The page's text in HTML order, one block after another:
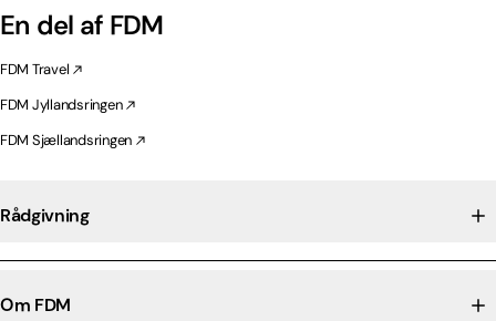
En del af FDM
FDM Travel
FDM Jyllandsringen
FDM Sjællandsringen
Rådgivning
Om FDM